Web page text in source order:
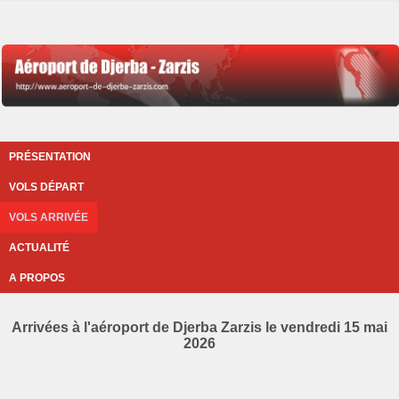
PRÉSENTATION
VOLS DÉPART
VOLS ARRIVÉE
ACTUALITÉ
A PROPOS
Arrivées à l'aéroport de Djerba Zarzis le vendredi 15 mai
2026